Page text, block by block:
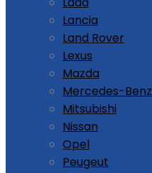
Lancia
Land Rover
Lexus
Mazda
Mercedes-Benz
Mitsubishi
Nissan
Opel
Peugeut